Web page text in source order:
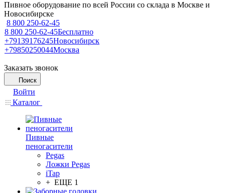
Пивное оборудование по всей России со склада в Москве и
Новосибирске
8 800 250-62-45
8 800 250-62-45Бесплатно
+79139176245Новосибирск
+79850250044Москва
Заказать звонок
Поиск
Войти
Каталог
Пивные
пеногасители
Pegas
Ложки Pegas
iTap
+ ЕЩЕ 1